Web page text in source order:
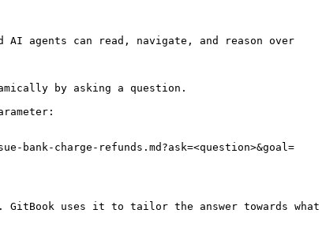
AI agents can read, navigate, and reason over
by asking a question.
charge-refunds.md?ask=<question>&goal=
uses it to tailor the answer towards what